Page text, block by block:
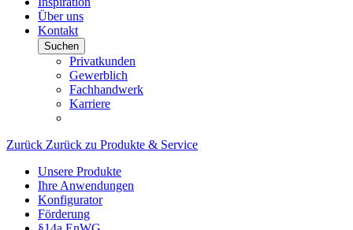
Über uns
Kontakt
Suchen
Privatkunden
Gewerblich
Fachhandwerk
Karriere
Zurück Zurück zu Produkte & Service
Unsere Produkte
Ihre Anwendungen
Konfigurator
Förderung